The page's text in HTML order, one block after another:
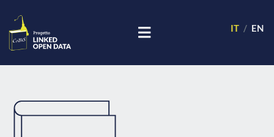
IT EN